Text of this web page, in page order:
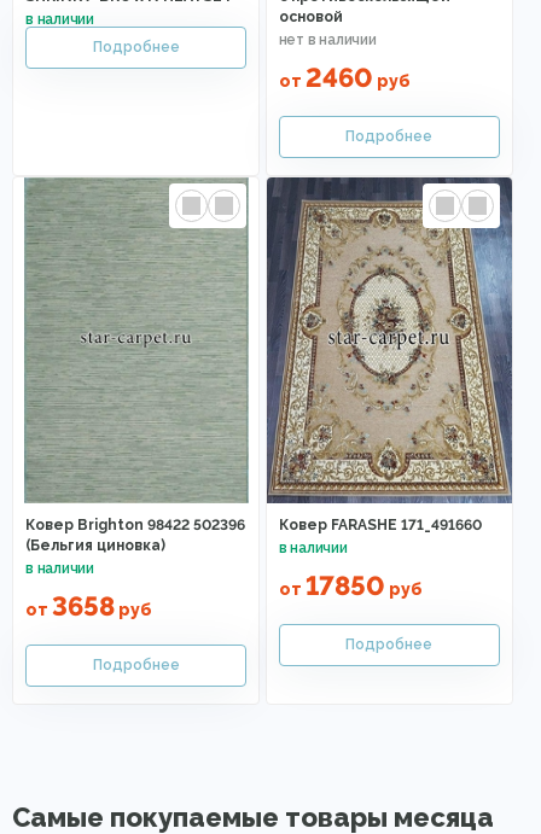
основой
от 2460 руб
Ковер Brighton 98422 502396
(Бельгия циновка)
от 3658 руб
Ковер FARASHE 171_491660
от 17850 руб
Самые покупаемые товары месяца